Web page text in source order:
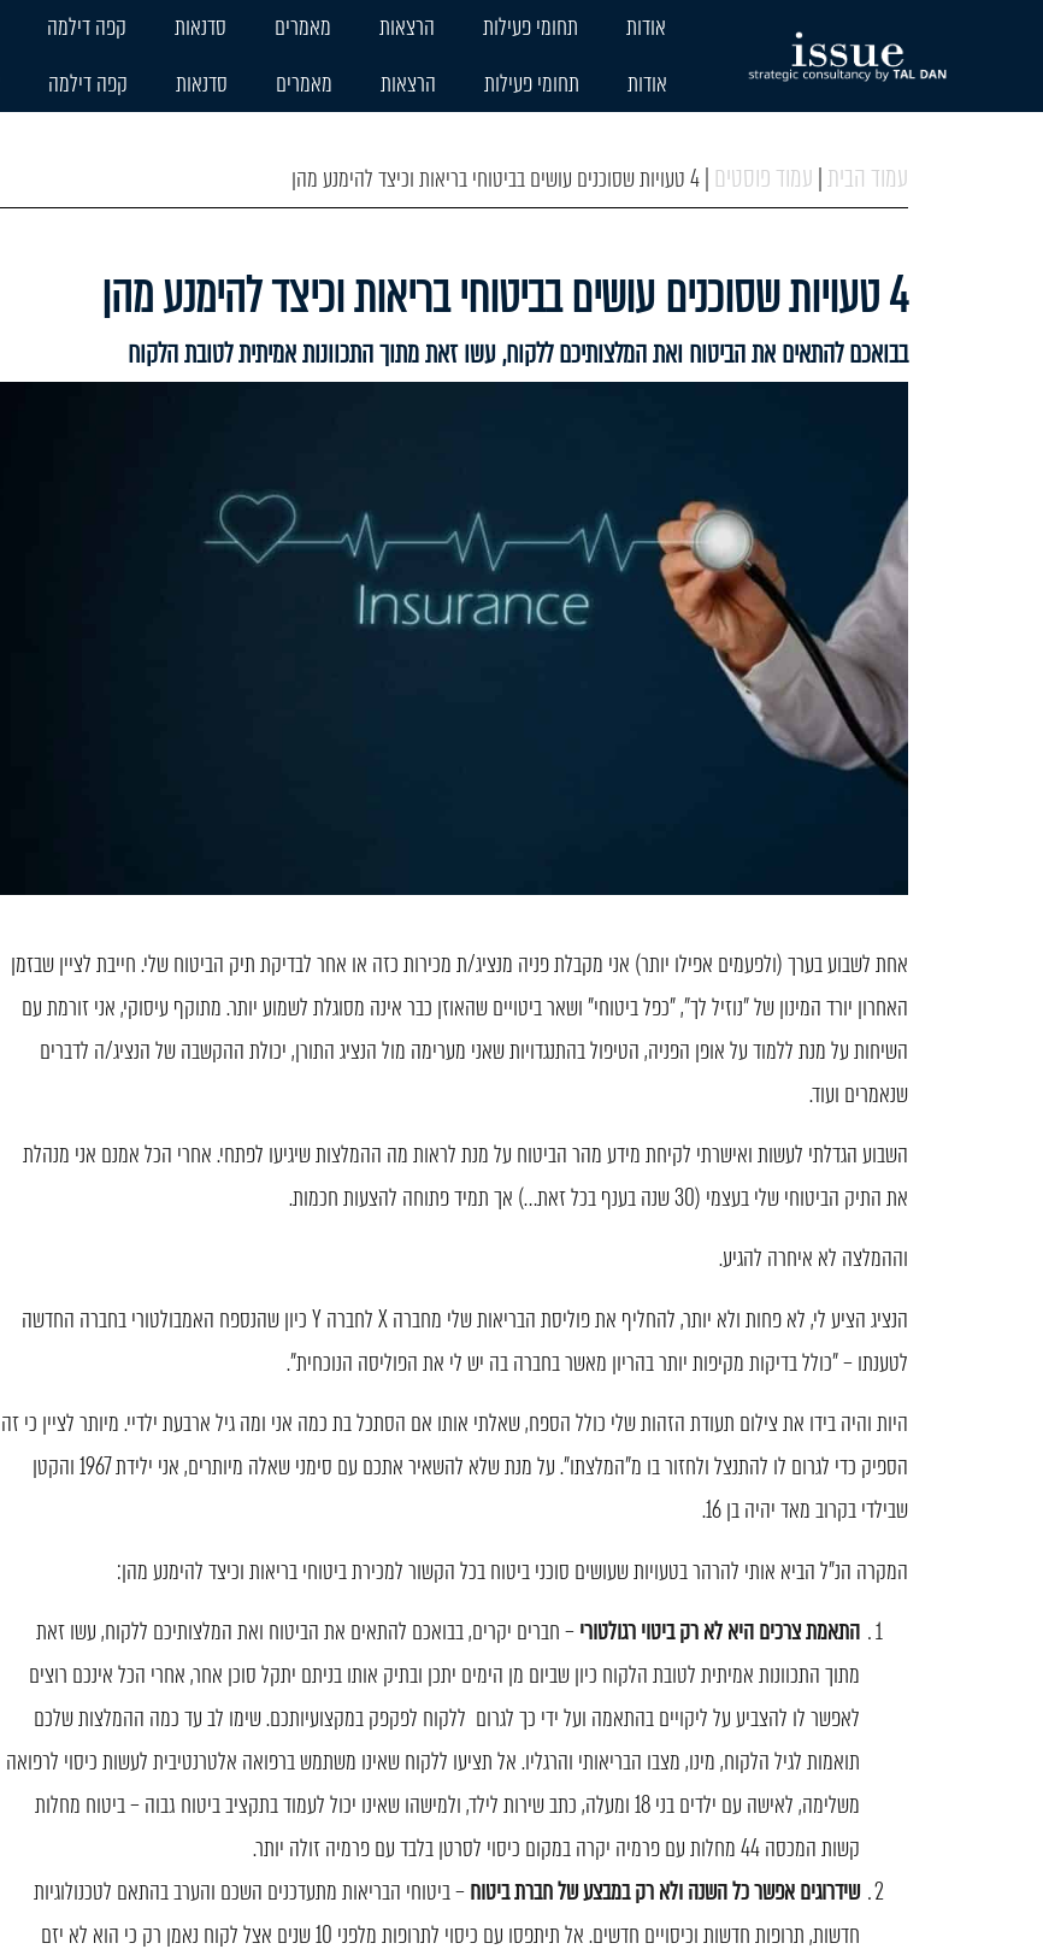
אודות תחומי פעילות הרצאות מאמרים סדנאות קפה דילמה
אודות
תחומי פעילות הרצאות מאמרים סדנאות קפה דילמה
עמוד הבית| עמוד פוסטים |4 טעויות שסוכנים עושים בביטוחי בריאות וכיצד להימנע מהן
4 טעויות שסוכנים עושים בביטוחי בריאות וכיצד להימנע מהן
בבואכם להתאים את הביטוח ואת המלצותיכם ללקוח, עשו זאת מתוך התכוונות אמיתית לטובת הלקוח
אחת לשבוע בערך (ולפעמים אפילו יותר) אני מקבלת פניה מנציג/ת מכירות כזה או אחר לבדיקת תיק הביטוח שלי. חייבת לציין שבזמן
האחרון יורד המינון של "נוזיל לך", "כפל ביטוחי" ושאר ביטויים שהאוזן כבר אינה מסוגלת לשמוע יותר. מתוקף עיסוקי, אני זורמת עם
השיחות על מנת ללמוד על אופן הפניה, הטיפול בהתנגדויות שאני מערימה מול הנציג התורן, יכולת ההקשבה של הנציג/ה לדברים
שנאמרים ועוד.
השבוע הגדלתי לעשות ואישרתי לקיחת מידע מהר הביטוח על מנת לראות מה ההמלצות שיגיעו לפתחי. אחרי הכל אמנם אני מנהלת
את התיק הביטוחי שלי בעצמי (30 שנה בענף בכל זאת…) אך תמיד פתוחה להצעות חכמות.
וההמלצה לא איחרה להגיע.
הנציג הציע לי, לא פחות ולא יותר, להחליף את פוליסת הבריאות שלי מחברה X לחברה Y כיון שהנספח האמבולטורי בחברה החדשה
לטענתו – "כולל בדיקות מקיפות יותר בהריון מאשר בחברה בה יש לי את הפוליסה הנוכחית".
היות והיה בידו את צילום תעודת הזהות שלי כולל הספח, שאלתי אותו אם הסתכל בת כמה אני ומה גיל ארבעת ילדיי. מיותר לציין כי זה
הספיק כדי לגרום לו להתנצל ולחזור בו מ"המלצתו". על מנת שלא להשאיר אתכם עם סימני שאלה מיותרים, אני ילידת 1967 והקטן
שבילדי בקרוב מאד יהיה בן 16.
המקרה הנ"ל הביא אותי להרהר בטעויות שעושים סוכני ביטוח בכל הקשור למכירת ביטוחי בריאות וכיצד להימנע מהן:
התאמת צרכים היא לא רק ביטוי רגולטורי– חברים יקרים, בבואכם להתאים את הביטוח ואת המלצותיכם ללקוח, עשו זאת
מתוך התכוונות אמיתית לטובת הלקוח כיון שביום מן הימים יתכן ובתיק אותו בניתם יתקל סוכן אחר, אחרי הכל אינכם רוצים
לאפשר לו להצביע על ליקויים בהתאמה ועל ידי כך לגרום ללקוח לפקפק במקצועיותכם. שימו לב עד כמה ההמלצות שלכם
תואמות לגיל הלקוח, מינו, מצבו הבריאותי והרגליו. אל תציעו ללקוח שאינו משתמש ברפואה אלטרנטיבית לעשות כיסוי לרפואה
משלימה, לאישה עם ילדים בני 18 ומעלה, כתב שירות לילד, ולמישהו שאינו יכול לעמוד בתקציב ביטוח גבוה – ביטוח מחלות
קשות המכסה 44 מחלות עם פרמיה יקרה במקום כיסוי לסרטן בלבד עם פרמיה זולה יותר.
שידרוגים אפשר כל השנה ולא רק במבצע של חברת ביטוח– ביטוחי הבריאות מתעדכנים השכם והערב בהתאם לטכנולוגיות
חדשות, תרופות חדשות וכיסויים חדשים. אל תיתפסו עם כיסוי לתרופות מלפני 10 שנים אצל לקוח נאמן רק כי הוא לא יזם